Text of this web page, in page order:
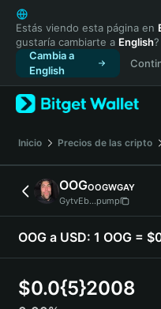
English
日本語
Tiếng Việt
Русский
Español (Latinoamérica)
Türkçe
Français
Deutsch
简体中文
繁體中文
Português (Portugal)
Bahasa Indonesia
ภาษาไทย
Estás viendo esta página en
gustaría cambiarte a English?
Cambia a
English
Inicio Precios de las cripto
OOGOOGWGAY
GytvEb...pump
OOG a USD: 1 OOG =
$0.0{5}2008